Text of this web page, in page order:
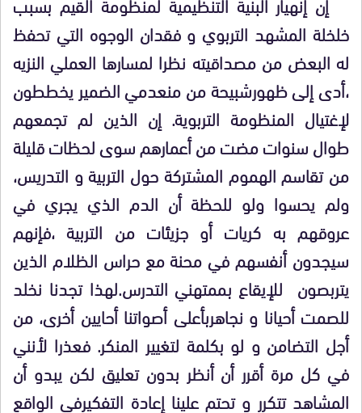
خلخلة المشهد التربوي و فقدان الوجوه التي تحفظ
له البعض من مصداقيته نظرا لمسارها العملي النزيه
،أدى إلى ظهورشبيحة من منعدمي الضمير يخططون
لإغتيال المنظومة التربوية. إن الذين لم تجمعهم
طوال سنوات مضت من أعمارهم سوى لحظات قليلة
من تقاسم الهموم المشتركة حول التربية و التدريس،
ولم يحسوا ولو للحظة أن الدم الذي يجري في
عروقهم به كريات أو جزيئات من التربية ،فإنهم
سيجدون أنفسهم في محنة مع حراس الظلام الذين
يتربصون للإيقاع بممتهني التدرس.لهذا تجدنا نخلد
للصمت أحيانا و نجاهربأعلى أصواتنا أحايين أخرى، من
أجل التضامن و لو بكلمة لتغيير المنكر. فعذرا لأنني
في كل مرة أقرر أن أنظر بدون تعليق لكن يبدو أن
المشاهد تتكرر و تحتم علينا إعادة التفكيرفي الواقع